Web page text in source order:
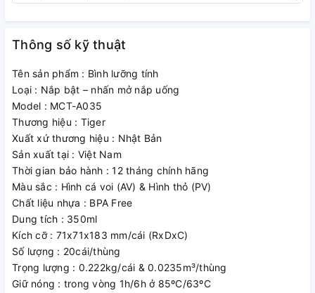
tiếp cũng như thuận tiện vệ sinh.
Công nghệ “Auto Lock” khóa nắp tự động an toàn cùng với
ngừa rò rỉ nước khi bạn quên đóng nắp hay bình bị ngã hoặc
nghiêng.
Thiết kế đế bình bằng nhựa chống trầy xước và chống trượt.
Rửa được dưới vòi nước.
Thông số kỹ thuật
Tên sản phẩm : Bình lưỡng tính
Loại : Nắp bật – nhấn mở nắp uống
Model : MCT-A035
Thương hiệu : Tiger
Xuất xứ thương hiệu : Nhật Bản
Sản xuất tại : Việt Nam
Thời gian bảo hành : 12 tháng chính hãng
Màu sắc : Hình cá voi (AV) & Hình thỏ (PV)
Chất liệu nhựa : BPA Free
Dung tích : 350ml
Kích cỡ : 71x71x183 mm/cái (RxDxC)
Số lượng : 20cái/thùng
Trọng lượng : 0.222kg/cái & 0.0235m³/thùng
Giữ nóng : trong vòng 1h/6h ở 85ºC/63ºC